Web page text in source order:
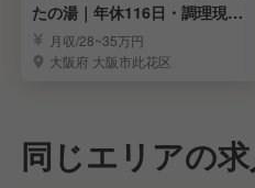
たの湯｜年休116日・調理現場
のまとめ役
月収/28~35万円
大阪府 大阪市此花区
同じエリアの